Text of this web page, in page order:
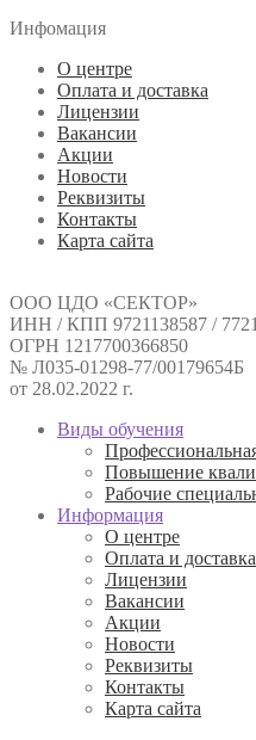
Инфомация
О центре
Оплата и доставка
Лицензии
Вакансии
Акции
Новости
Реквизиты
Контакты
Карта сайта
ООО ЦДО «СЕКТОР»
ИНН / КПП 9721138587 /
ОГРН 1217700366850
№ Л035-01298-77/00179654Б
от 28.02.2022 г.
Виды обучения
Повышение
Рабочие
Информация
О центре
Оплата и доставка
Лицензии
Вакансии
Акции
Новости
Реквизиты
Контакты
Карта сайта